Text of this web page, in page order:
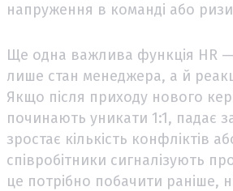
напруження в команді або
Ще одна важлива функція HR —
лише стан менеджера, а й
Якщо після приходу нового
починають уникати 1:1, падає
зростає кількість конфліктів
співробітники сигналізують
це потрібно побачити раніше,